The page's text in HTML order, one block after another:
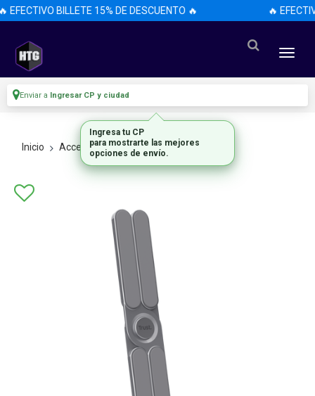
EFECTIVO BILLETE 15% DE DESCUENTO 🔥 🔥
Enviar a Ingresar CP y ciudad
Inicio Accesorios Accesorios
Ingresa tu CP
para mostrarte las mejores
opciones de envío.